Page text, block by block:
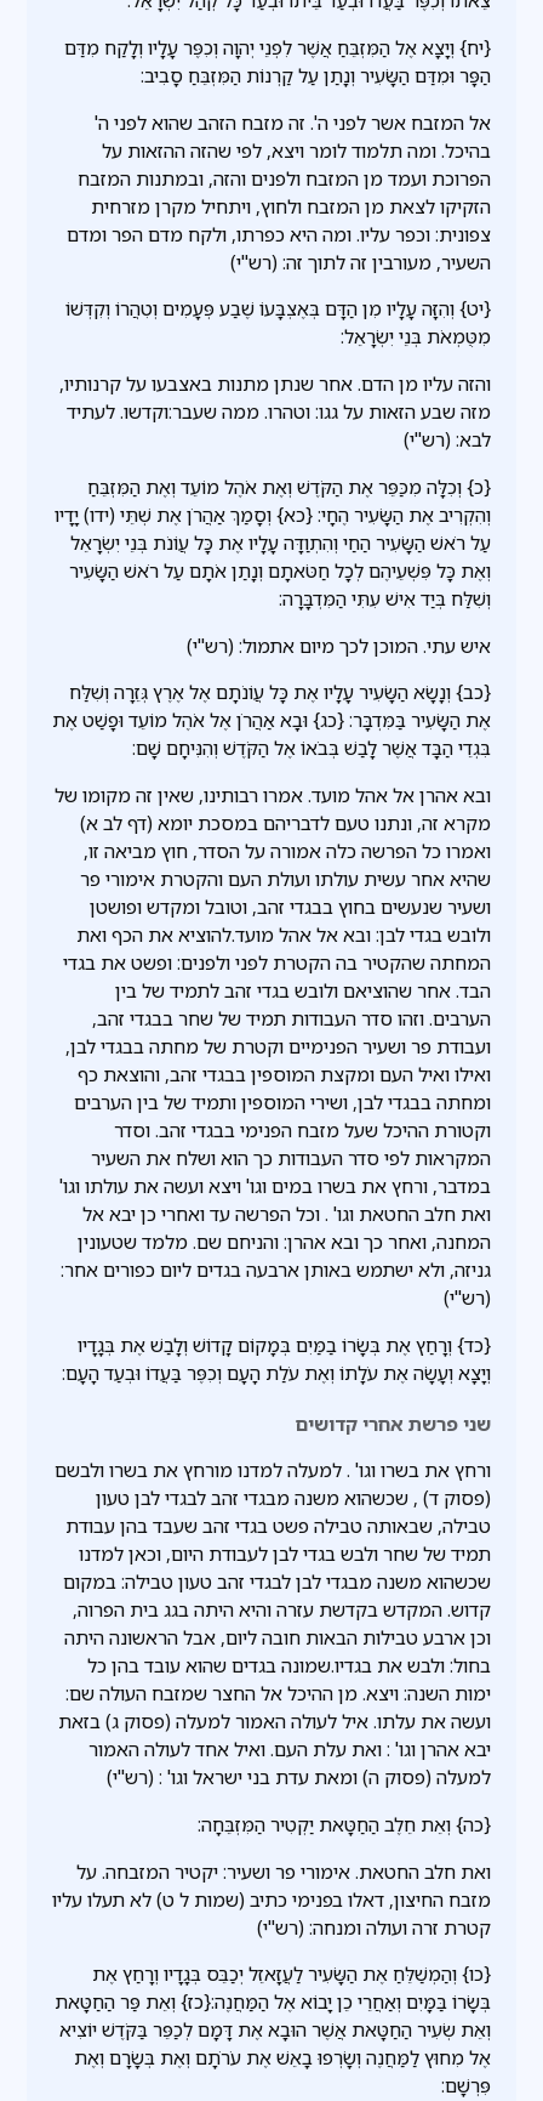
{יח} וְיָצָא אֶל הַמִּזְבֵּחַ אֲשֶׁר לִפְנֵי יְהוָה וְכִפֶּר עָלָיו וְלָקַח מִדַּם
הַפָּר וּמִדַּם הַשָּׂעִיר וְנָתַן עַל קַרְנוֹת הַמִּזְבֵּחַ סָבִיב:
אל המזבח אשר לפני ה'. זה מזבח הזהב שהוא לפני ה'
בהיכל. ומה תלמוד לומר ויצא, לפי שהזה ההזאות על
הפרוכת ועמד מן המזבח ולפנים והזה, ובמתנות המזבח
הזקיקו לצאת מן המזבח ולחוץ, ויתחיל מקרן מזרחית
צפונית: וכפר עליו. ומה היא כפרתו, ולקח מדם הפר ומדם
השעיר, מעורבין זה לתוך זה: (רש"י)
{יט} וְהִזָּה עָלָיו מִן הַדָּם בְּאֶצְבָּעוֹ שֶׁבַע פְּעָמִים וְטִהֲרוֹ וְקִדְּשׁוֹ
מִטֻּמְאֹת בְּנֵי יִשְׂרָאֵל:
והזה עליו מן הדם. אחר שנתן מתנות באצבעו על קרנותיו,
מזה שבע הזאות על גגו: וטהרו. ממה שעבר:וקדשו. לעתיד
לבא: (רש"י)
{כ} וְכִלָּה מִכַּפֵּר אֶת הַקֹּדֶשׁ וְאֶת אֹהֶל מוֹעֵד וְאֶת הַמִּזְבֵּחַ
וְהִקְרִיב אֶת הַשָּׂעִיר הֶחָי: {כא} וְסָמַךְ אַהֲרֹן אֶת שְׁתֵּי (ידו) יָדָיו
עַל רֹאשׁ הַשָּׂעִיר הַחַי וְהִתְוַדָּה עָלָיו אֶת כָּל עֲוֹנֹת בְּנֵי יִשְׂרָאֵל
וְאֶת כָּל פִּשְׁעֵיהֶם לְכָל חַטֹּאתָם וְנָתַן אֹתָם עַל רֹאשׁ הַשָּׂעִיר
וְשִׁלַּח בְּיַד אִישׁ עִתִּי הַמִּדְבָּרָה:
איש עתי. המוכן לכך מיום אתמול: (רש"י)
{כב} וְנָשָׂא הַשָּׂעִיר עָלָיו אֶת כָּל עֲוֹנֹתָם אֶל אֶרֶץ גְּזֵרָה וְשִׁלַּח
אֶת הַשָּׂעִיר בַּמִּדְבָּר: {כג} וּבָא אַהֲרֹן אֶל אֹהֶל מוֹעֵד וּפָשַׁט אֶת
בִּגְדֵי הַבָּד אֲשֶׁר לָבַשׁ בְּבֹאוֹ אֶל הַקֹּדֶשׁ וְהִנִּיחָם שָׁם:
ובא אהרן אל אהל מועד. אמרו רבותינו, שאין זה מקומו של
מקרא זה, ונתנו טעם לדבריהם במסכת יומא (דף לב א)
ואמרו כל הפרשה כלה אמורה על הסדר, חוץ מביאה זו,
שהיא אחר עשית עולתו ועולת העם והקטרת אימורי פר
ושעיר שנעשים בחוץ בבגדי זהב, וטובל ומקדש ופושטן
ולובש בגדי לבן: ובא אל אהל מועד.להוציא את הכף ואת
המחתה שהקטיר בה הקטרת לפני ולפנים: ופשט את בגדי
הבד. אחר שהוציאם ולובש בגדי זהב לתמיד של בין
הערבים. וזהו סדר העבודות תמיד של שחר בבגדי זהב,
ועבודת פר ושעיר הפנימיים וקטרת של מחתה בבגדי לבן,
ואילו ואיל העם ומקצת המוספין בבגדי זהב, והוצאת כף
ומחתה בבגדי לבן, ושירי המוספין ותמיד של בין הערבים
וקטורת ההיכל שעל מזבח הפנימי בבגדי זהב. וסדר
המקראות לפי סדר העבודות כך הוא ושלח את השעיר
במדבר, ורחץ את בשרו במים וגו' ויצא ועשה את עולתו וגו'
ואת חלב החטאת וגו' . וכל הפרשה עד ואחרי כן יבא אל
המחנה, ואחר כך ובא אהרן: והניחם שם. מלמד שטעונין
גניזה, ולא ישתמש באותן ארבעה בגדים ליום כפורים אחר:
(רש"י)
{כד} וְרָחַץ אֶת בְּשָׂרוֹ בַמַּיִם בְּמָקוֹם קָדוֹשׁ וְלָבַשׁ אֶת בְּגָדָיו
וְיָצָא וְעָשָׂה אֶת עֹלָתוֹ וְאֶת עֹלַת הָעָם וְכִפֶּר בַּעֲדוֹ וּבְעַד הָעָם:
שני פרשת אחרי קדושים
ורחץ את בשרו וגו' . למעלה למדנו מורחץ את בשרו ולבשם
(פסוק ד) , שכשהוא משנה מבגדי זהב לבגדי לבן טעון
טבילה, שבאותה טבילה פשט בגדי זהב שעבד בהן עבודת
תמיד של שחר ולבש בגדי לבן לעבודת היום, וכאן למדנו
שכשהוא משנה מבגדי לבן לבגדי זהב טעון טבילה: במקום
קדוש. המקדש בקדשת עזרה והיא היתה בגג בית הפרוה,
וכן ארבע טבילות הבאות חובה ליום, אבל הראשונה היתה
בחול: ולבש את בגדיו.שמונה בגדים שהוא עובד בהן כל
ימות השנה: ויצא. מן ההיכל אל החצר שמזבח העולה שם:
ועשה את עלתו. איל לעולה האמור למעלה (פסוק ג) בזאת
יבא אהרן וגו' : ואת עלת העם. ואיל אחד לעולה האמור
למעלה (פסוק ה) ומאת עדת בני ישראל וגו' : (רש"י)
{כה} וְאֵת חֵלֶב הַחַטָּאת יַקְטִיר הַמִּזְבֵּחָה:
ואת חלב החטאת. אימורי פר ושעיר: יקטיר המזבחה. על
מזבח החיצון, דאלו בפנימי כתיב (שמות ל ט) לא תעלו עליו
קטרת זרה ועולה ומנחה: (רש"י)
{כו} וְהַמְשַׁלֵּחַ אֶת הַשָּׂעִיר לַעֲזָאזֵל יְכַבֵּס בְּגָדָיו וְרָחַץ אֶת
בְּשָׂרוֹ בַּמָּיִם וְאַחֲרֵי כֵן יָבוֹא אֶל הַמַּחֲנֶה:{כז} וְאֵת פַּר הַחַטָּאת
וְאֵת שְׂעִיר הַחַטָּאת אֲשֶׁר הוּבָא אֶת דָּמָם לְכַפֵּר בַּקֹּדֶשׁ יוֹצִיא
אֶל מִחוּץ לַמַּחֲנֶה וְשָׂרְפוּ בָאֵשׁ אֶת עֹרֹתָם וְאֶת בְּשָׂרָם וְאֶת
פִּרְשָׁם: